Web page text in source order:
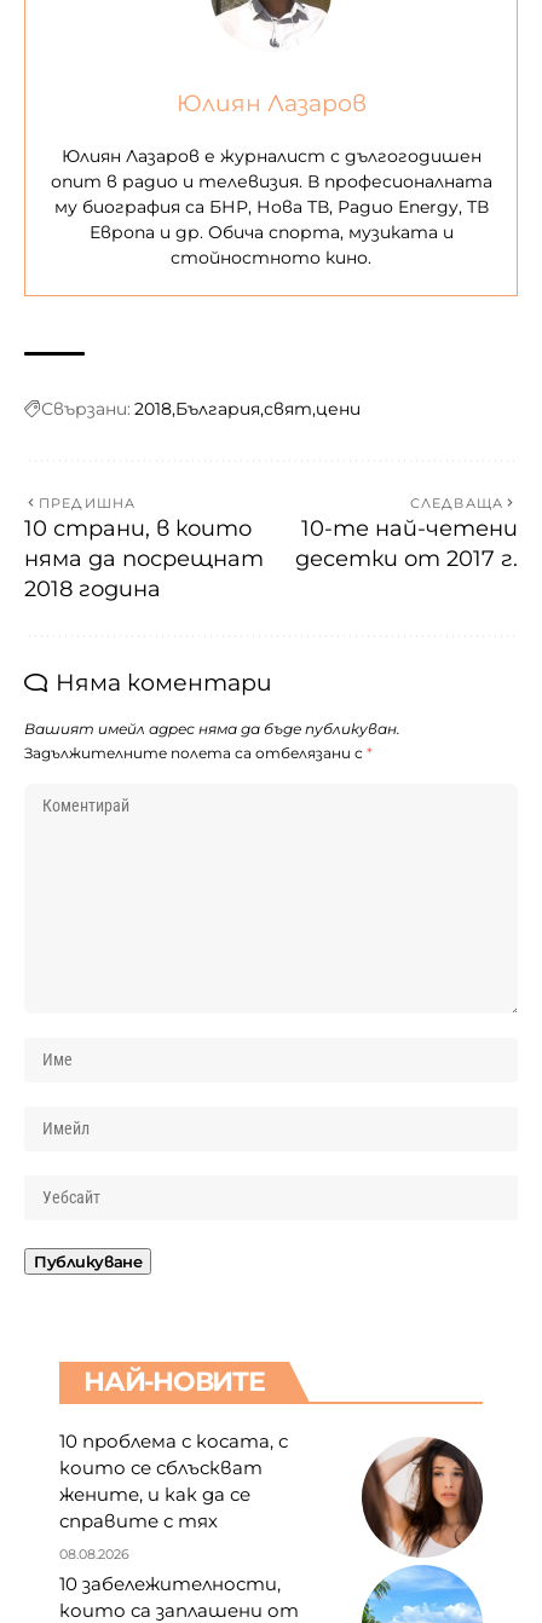
Юлиян Лазаров
Юлиян Лазаров е журналист с дългогодишен
опит в радио и телевизия. В професионалната
му биография са БНР, Нова ТВ, Радио Energy, ТВ
Европа и др. Обича спорта, музиката и
стойностното кино.
Свързани: 2018 България свят цени
ПРЕДИШНА
10 страни, в които
няма да посрещнат
2018 година
СЛЕДВАЩА
10-те най-четени
десетки от 2017 г.
Няма коментари
Вашият имейл адрес няма да бъде публикуван.
Задължителните полета са отбелязани с *
НАЙ-НОВИТЕ
10 проблема с косата, с
които се сблъскват
жените, и как да се
справите с тях
08.08.2026
10 забележителности,
които са заплашени от